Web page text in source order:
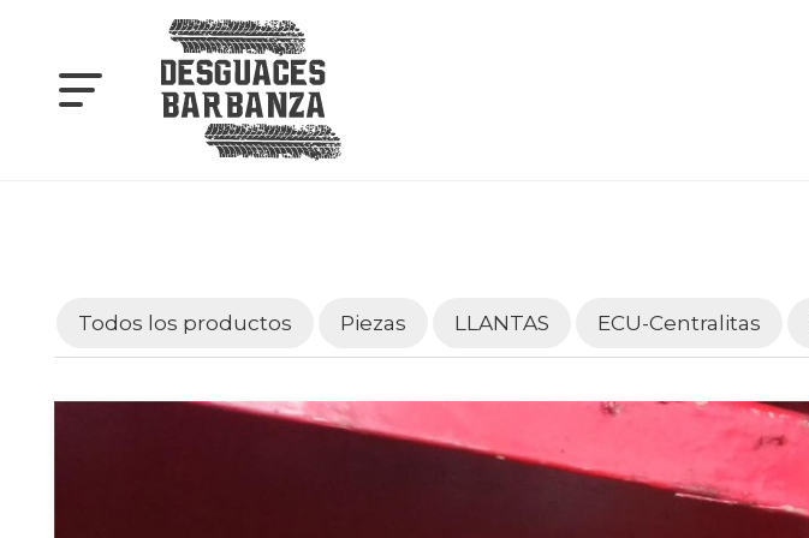
Todos los productos Piezas LLANTAS ECU-Centralitas